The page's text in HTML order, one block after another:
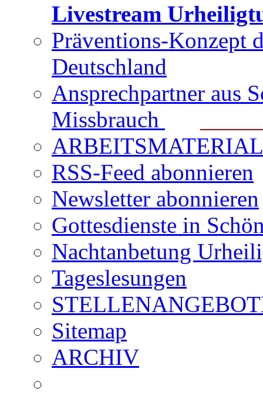
Livestream
Präventions-Konzept
Deutschland
Ansprechpartner aus
Missbrauch
ARBEITSMATERIAL
RSS-Feed abonnieren
Newsletter abonnieren
Gottesdienste in
Nachtanbetung
Tageslesungen
Sitemap
ARCHIV